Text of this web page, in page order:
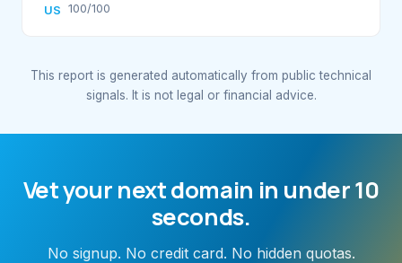
US 100/100
This report is generated automatically from public technical
signals. It is not legal or financial advice.
Vet your next domain in under 10
seconds.
No signup. No credit card. No hidden quotas.